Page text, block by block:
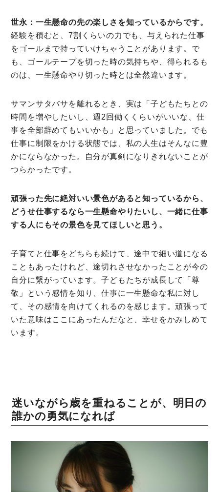
世永：一生懸命の先の楽しさを知っているからです。
経験を積むと、7割くらいの力でも、与えられた仕事
をゴールまで持っていけちゃうことがあります。で
も、ゴールテープを切った時の気持ちや、得られるも
のは、一生懸命やり切った時とは全然違います。
サマンサタバサを離れるとき、実は「子どもたちとの
時間を増やしたいし、週2回働くくらいがいいな、仕
事を全部辞めてもいいかも」と思っていました。でも
仕事に制限をかける状態では、私の人生はそんなに豊
かにならなかった。自分が真剣になりきれないことが
つらかったです。
頑張った先に絶対いい景色があると知っているから、
どうせ仕事するなら一生懸命やりたいし、一緒に仕事
する人にもその景色を見てほしいと思う。
子育てと仕事をどちらも続けて、途中で細い道になる
こともあったけれど、途切れさせなかったことが今の
自分に繋がっています。子どもたちが成長して「尊
敬」という感情を知り、仕事に一生懸命な私に対し
て、その感情を向けてくれるのを感じます。頑張って
いた意味はここにあったんだなと、幸せをかみしめて
います。
迷いながら歳を重ねることが、明日の
誰かの勇気になれば